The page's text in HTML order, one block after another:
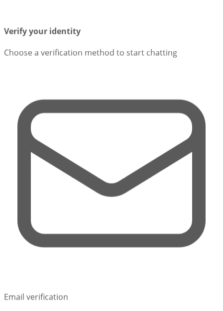
Verify your identity
Choose a verification method to start chatting
Email verification